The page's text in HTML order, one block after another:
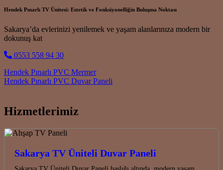
Hendek Pınarlı TV Ünitesi: Estetik ve Fonksiyonelliğin Buluşma Noktası
Sakarya’da evlerinizi yenilemek ve yaşam alanlarınıza modern bir
dokunuş kat
0553 558 94 30
Post navigation
Hendek Pınarlı PVC Mermer
Hendek Pınarlı PVC Duvar Paneli
Hizmetlerimiz
Sakarya TV Üniteli Duvar Paneli